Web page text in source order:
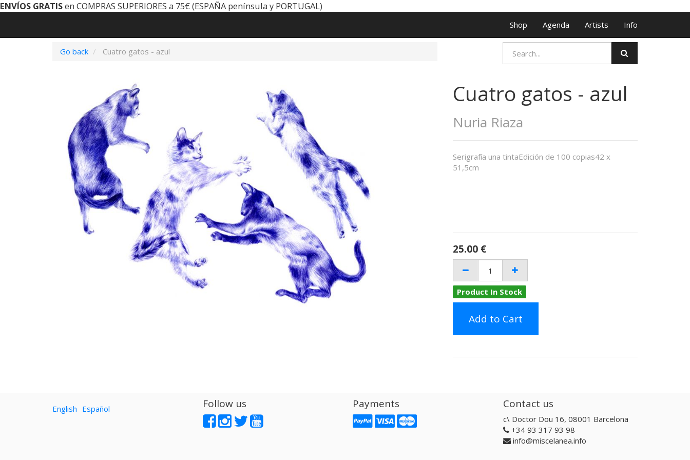
ENVÍOS GRATISen COMPRAS SUPERIORES a 75€ (ESPAÑA península y PORTUGAL)
Shop Agenda Artists Info
Go back Cuatro gatos - azul
Cuatro gatos - azul
Nuria Riaza
Serigrafía una tintaEdición de 100 copias42 x
51,5cm
25.00 €
Product In Stock
Add to Cart
English Español Follow us Payments Contact us
c\ Doctor Dou 16, 08001 Barcelona
+34 93 317 93 98
info@miscelanea.info